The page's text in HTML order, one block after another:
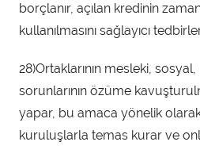
borçlanır, açılan kredinin
kullanılmasını sağlayıcı
28)Ortaklarının mesleki,
sorunlarının özüme
yapar, bu amaca yönelik
kuruluşlarla temas kurar ve